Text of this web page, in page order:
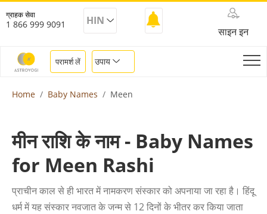
ग्राहक सेवा
1 866 999 9091
HIN
साइन इन
परामर्श लें उपाय
Home Baby Names Meen
मीन राशि के नाम - Baby Names
for Meen Rashi
प्राचीन काल से ही भारत में नामकरण संस्कार को अपनाया जा रहा है। हिंदू
धर्म में यह संस्कार नवजात के जन्म से 12 दिनों के भीतर कर किया जाता